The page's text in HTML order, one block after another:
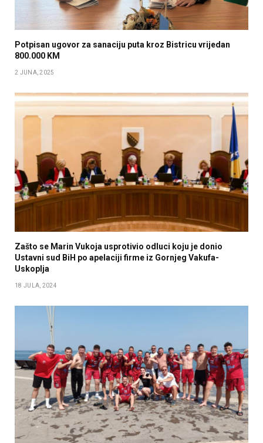
Potpisan ugovor za sanaciju puta kroz Bistricu vrijedan
800.000 KM
2 JUNA, 2025
Zašto se Marin Vukoja usprotivio odluci koju je donio
Ustavni sud BiH po apelaciji firme iz Gornjeg Vakufa-
Uskoplja
18 JULA, 2024